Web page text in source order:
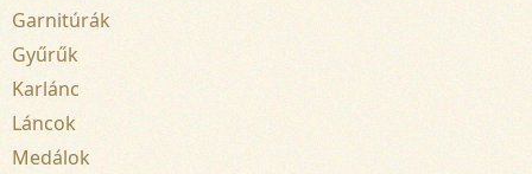
Garnitúrák
Gyűrűk
Karlánc
Láncok
Medálok